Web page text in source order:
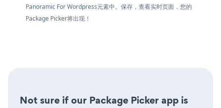
Panoramic For Wordpress元素中。保存，查看实时页面，您的
Package Picker将出现！
Not sure if our Package Picker app is